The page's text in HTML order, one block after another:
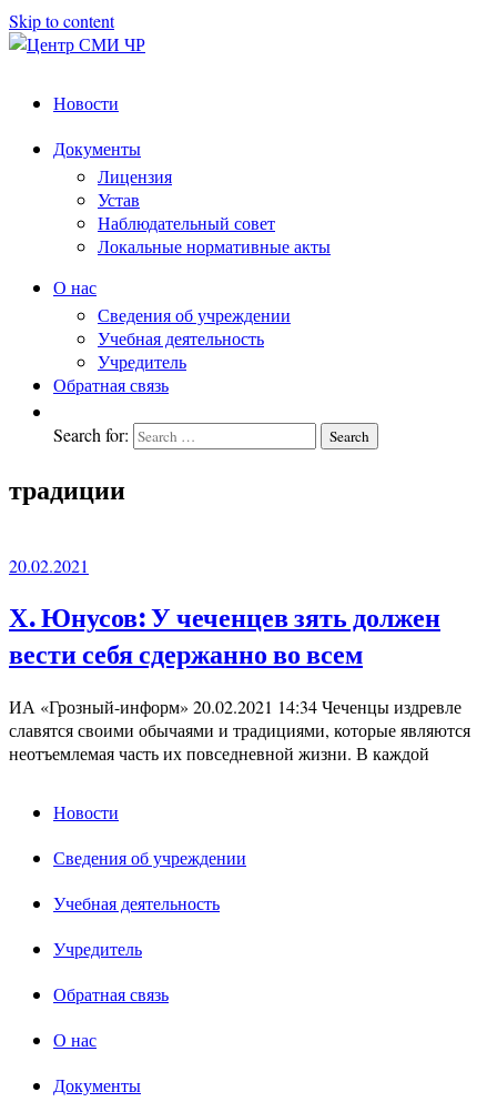
Skip to content
СМИ
работников
Новости
Документы
Лицензия
Устав
Наблюдательный совет
Локальные нормативные акты
О нас
Сведения об учреждении
Учебная деятельность
Учредитель
Обратная связь
Search for: Search
традиции
20.02.2021
Х. Юнусов: У чеченцев зять должен
вести себя сдержанно во всем
ИА «Грозный-информ» 20.02.2021 14:34 Чеченцы издревле
славятся своими обычаями и традициями, которые являются
неотъемлемая часть их повседневной жизни. В каждой
Новости
Сведения об учреждении
Учебная деятельность
Учредитель
Обратная связь
О нас
Документы